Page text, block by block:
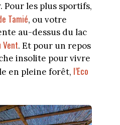
les plus sportifs,
Tamié, ou votre
au-dessus du lac
Vent. Et pour un repos
insolite pour vivre
en pleine forêt, l’Eco